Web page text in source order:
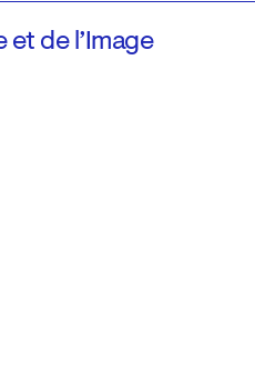
de l’Image